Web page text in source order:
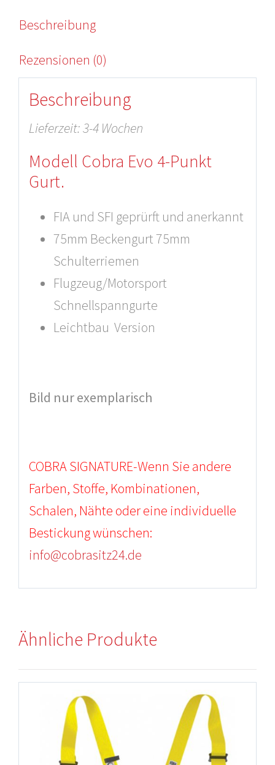
Beschreibung
Rezensionen (0)
Beschreibung
Lieferzeit: 3-4 Wochen
Modell Cobra Evo 4-Punkt
Gurt.
FIA und SFI geprürft und anerkannt
75mm Beckengurt 75mm
Schulterriemen
Flugzeug/Motorsport
Schnellspanngurte
Leichtbau Version
Bild nur exemplarisch
COBRA SIGNATURE-Wenn Sie andere
Farben, Stoffe, Kombinationen,
Schalen, Nähte oder eine individuelle
Bestickung wünschen:
info@cobrasitz24.de
Ähnliche Produkte